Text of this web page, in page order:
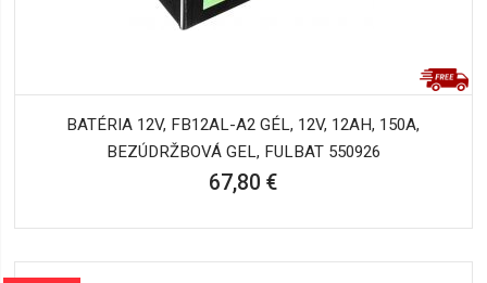
BATÉRIA 12V, FB12AL-A2 GÉL, 12V, 12AH, 150A,
BEZÚDRŽBOVÁ GEL, FULBAT 550926
67,80 €